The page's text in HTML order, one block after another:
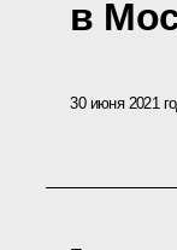
в
30 июня 2021